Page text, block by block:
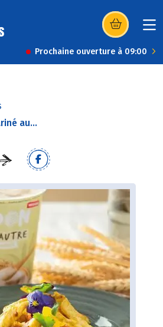
(s’ouvre dans
Prochaine ouverture à 09:00
au...